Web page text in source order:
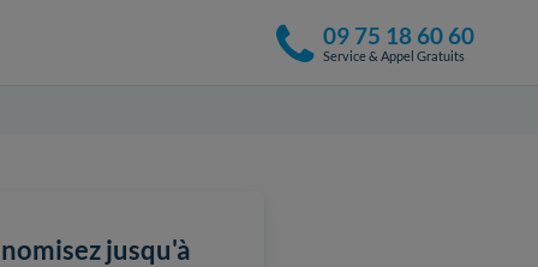
09 75 18 60 60
Service & Appel Gratuits
jusqu'à